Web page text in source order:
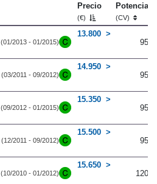
Precio
(€)
Potencia
(CV)
(01/2013 - 01/2015)
13.800
95
(03/2011 - 09/2012)
14.950
95
(09/2012 - 01/2015)
15.350
95
(12/2011 - 09/2012)
15.500
95
(10/2010 - 01/2012)
15.650
120